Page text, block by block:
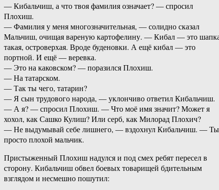
— Кибальчиш, а что твоя фамилия означает? — спросил
Плохиш.
— Фамилия у меня многозначительная, — солидно сказал
Мальчиш, очищая вареную картофелину. — Кибал — это
такая, островерхая. Вроде буденовки. А ещё кибал — это
портной. И ещё — веревка.
— Это на каковском? — поразился Плохиш.
— На татарском.
— Так ты чего, татарин?
— Я сын трудового народа, — уклончиво ответил Кибальчиш.
— А я? — спросил Плохиш. — Что моё имя значит? Может я
хохол, как Сашко Кулиш? Или серб, как Милорад Плохич?
— Не выдумывай себе лишнего, — вздохнул Кибальчиш. — Ты
просто плохой мальчик.
Пристыженный Плохиш надулся и под смех ребят пересел в
сторону. Кибальчиш обвел боевых товарищей бдительным
взглядом и несмешно пошутил: